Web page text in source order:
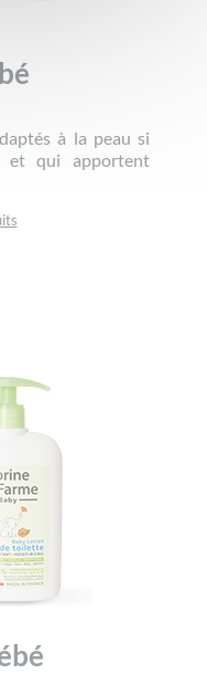
à la peau si
et qui apportent